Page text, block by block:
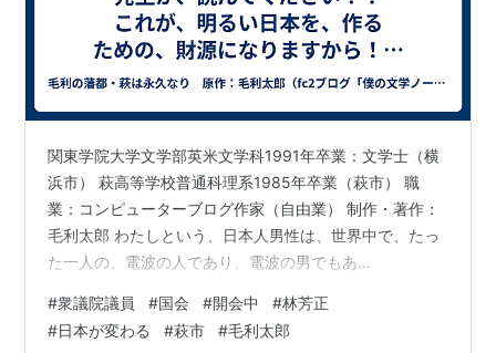
関東学院大学文学部英米文学科1991年卒業：文学士（横
浜市） 萩高等学校普通科理系1985年卒業（萩市） 職
業：コンピューターブログ作家（自由業） 制作・著作：
毛利太郎 わたしという、日本人男性は、世界中で、たっ
た一人の、電波の人であり、電波の男でもあ
現在、ナンバーワンだろうか・・・？！ 萩市立明倫小学
校（知育・徳育・体育） 萩市立萩第一中学校（現在の、
#衆議院議員 #国会 #開会中 #林芳正
#日本が変わる #萩市 #毛利太郎